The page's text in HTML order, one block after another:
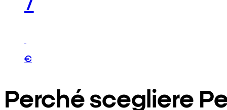
€
Perché scegliere